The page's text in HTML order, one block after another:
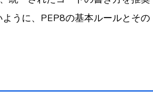
うに、PEP8の基本ルールとその